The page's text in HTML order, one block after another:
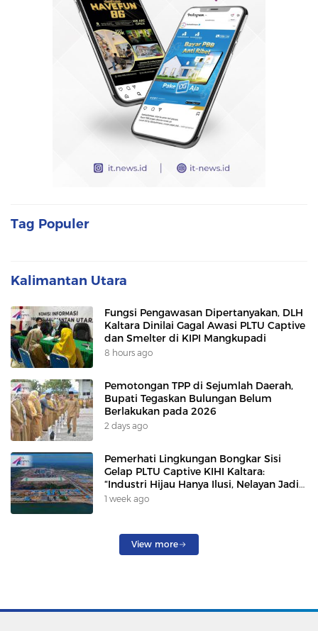
Tag Populer
Kalimantan Utara
Fungsi Pengawasan Dipertanyakan, DLH
Kaltara Dinilai Gagal Awasi PLTU Captive
dan Smelter di KIPI Mangkupadi
8 hours ago
Pemotongan TPP di Sejumlah Daerah,
Bupati Tegaskan Bulungan Belum
Berlakukan pada 2026
2 days ago
Pemerhati Lingkungan Bongkar Sisi
Gelap PLTU Captive KIHI Kaltara:
“Industri Hijau Hanya Ilusi, Nelayan Jadi
Korban”
1 week ago
View more